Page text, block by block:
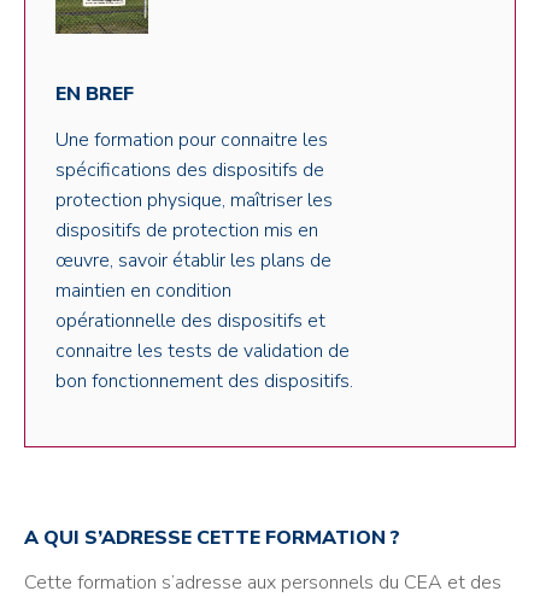
EN BREF
Une formation pour connaitre les
spécifications des dispositifs de
protection physique, maîtriser les
dispositifs de protection mis en
œuvre, savoir établir les plans de
maintien en condition
opérationnelle des dispositifs et
connaitre les tests de validation de
bon fonctionnement des dispositifs.
A QUI S’ADRESSE CETTE FORMATION ?
Cette formation s’adresse aux personnels du CEA et des